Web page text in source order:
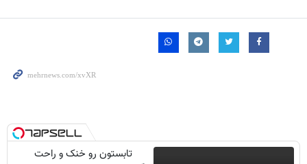
تابستون رو خنک و راحت